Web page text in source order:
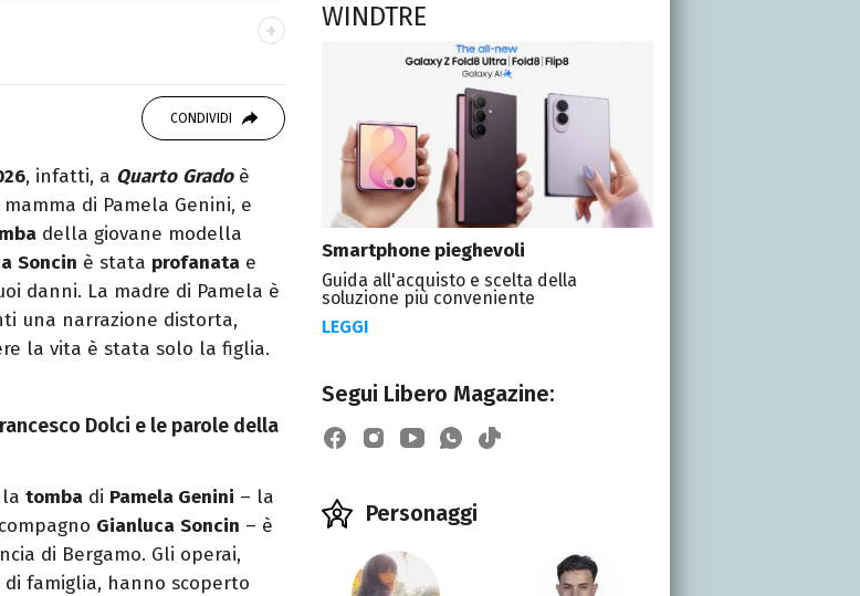
per i cartoni (della pizza
CONDIVIDI
, infatti, a Quarto Gradoè
mamma di Pamela Genini, e
della giovane modella
Soncin è stata profanata e
danni. La madre di Pamela è
una narrazione distorta,
la vita è stata solo la figlia.
Dolci e le parole della
tomba di Pamela Genini – la
Gianluca Soncin – è
di Bergamo. Gli operai,
famiglia, hanno scoperto
WINDTRE
Smartphone pieghevoli
Guida all'acquisto e scelta della
soluzione più conveniente
LEGGI
Segui Libero Magazine:
Personaggi